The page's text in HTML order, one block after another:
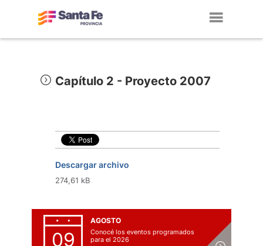
Capítulo 2 - Proyecto 2007
Descargar archivo
274,61 kB
09
AGOSTO
Conocé los eventos programados
para el 2026